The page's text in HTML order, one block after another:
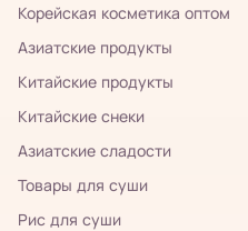
Корейская косметика оптом
Азиатские продукты
Китайские продукты
Китайские снеки
Азиатские сладости
Товары для суши
Рис для суши